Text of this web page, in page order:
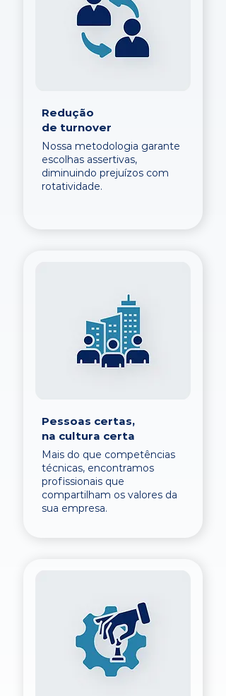
Redução
de turnover
Nossa metodologia garante
escolhas assertivas,
diminuindo prejuízos com
rotatividade.
Pessoas certas,
na cultura certa
Mais do que competências
técnicas, encontramos
profissionais que
compartilham os valores da
sua empresa.